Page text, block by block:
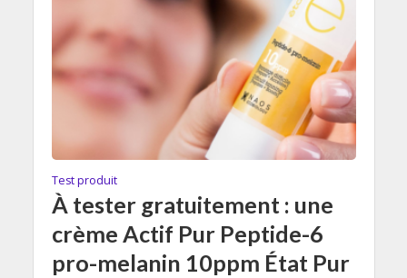
Test produit
À tester gratuitement : une
crème Actif Pur Peptide-6
pro-melanin 10ppm État Pur